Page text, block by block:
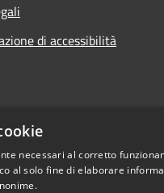
di accessibilità
necessari al corretto
al solo fine di elaborare